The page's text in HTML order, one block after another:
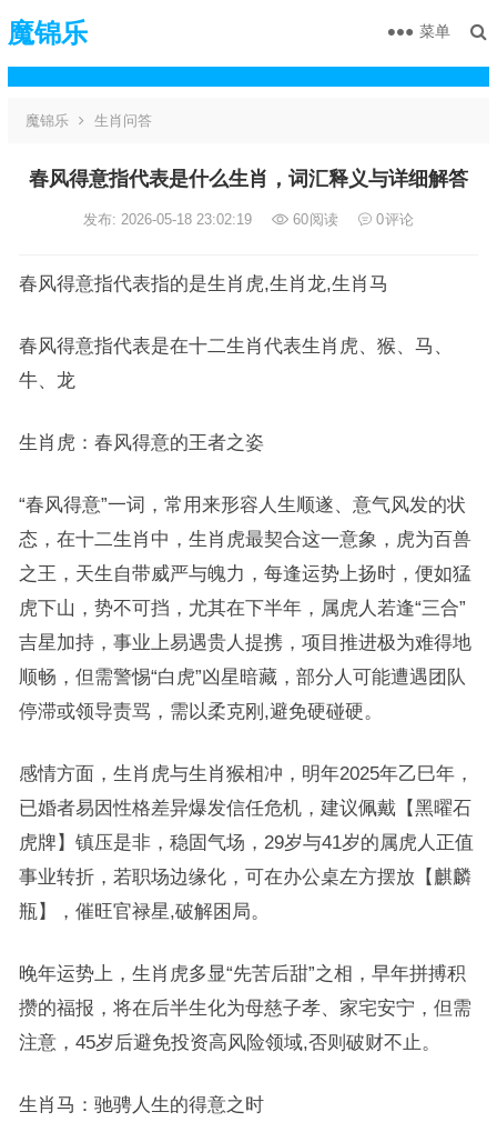
魔锦乐 菜单
魔锦乐 生肖问答
春风得意指代表是什么生肖，词汇释义与详细解答
发布: 2026-05-18 23:02:19 60阅读 0评论
春风得意指代表指的是生肖虎,生肖龙,生肖马
春风得意指代表是在十二生肖代表生肖虎、猴、马、
牛、龙
生肖虎：春风得意的王者之姿
“春风得意”一词，常用来形容人生顺遂、意气风发的状
态，在十二生肖中，生肖虎最契合这一意象，虎为百兽
之王，天生自带威严与魄力，每逢运势上扬时，便如猛
虎下山，势不可挡，尤其在下半年，属虎人若逢“三合”
吉星加持，事业上易遇贵人提携，项目推进极为难得地
顺畅，但需警惕“白虎”凶星暗藏，部分人可能遭遇团队
停滞或领导责骂，需以柔克刚,避免硬碰硬。
感情方面，生肖虎与生肖猴相冲，明年2025年乙巳年，
已婚者易因性格差异爆发信任危机，建议佩戴【黑曜石
虎牌】镇压是非，稳固气场，29岁与41岁的属虎人正值
事业转折，若职场边缘化，可在办公桌左方摆放【麒麟
瓶】，催旺官禄星,破解困局。
晚年运势上，生肖虎多显“先苦后甜”之相，早年拼搏积
攒的福报，将在后半生化为母慈子孝、家宅安宁，但需
注意，45岁后避免投资高风险领域,否则破财不止。
生肖马：驰骋人生的得意之时